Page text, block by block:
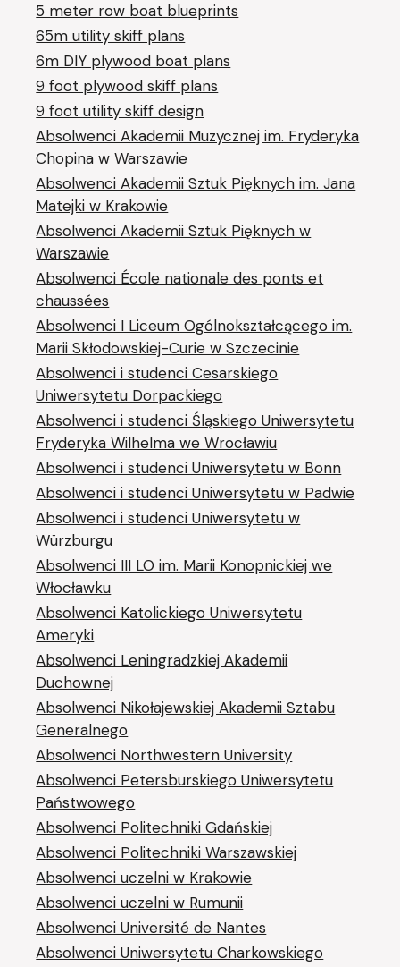
5 meter row boat blueprints
65m utility skiff plans
6m DIY plywood boat plans
9 foot plywood skiff plans
9 foot utility skiff design
Absolwenci Akademii Muzycznej im. Fryderyka
Chopina w Warszawie
Absolwenci Akademii Sztuk Pięknych im. Jana
Matejki w Krakowie
Absolwenci Akademii Sztuk Pięknych w
Warszawie
Absolwenci École nationale des ponts et
chaussées
Absolwenci I Liceum Ogólnokształcącego im.
Marii Skłodowskiej-Curie w Szczecinie
Absolwenci i studenci Cesarskiego
Uniwersytetu Dorpackiego
Absolwenci i studenci Śląskiego Uniwersytetu
Fryderyka Wilhelma we Wrocławiu
Absolwenci i studenci Uniwersytetu w Bonn
Absolwenci i studenci Uniwersytetu w Padwie
Absolwenci i studenci Uniwersytetu w
Würzburgu
Absolwenci III LO im. Marii Konopnickiej we
Włocławku
Absolwenci Katolickiego Uniwersytetu
Ameryki
Absolwenci Leningradzkiej Akademii
Duchownej
Absolwenci Nikołajewskiej Akademii Sztabu
Generalnego
Absolwenci Northwestern University
Absolwenci Petersburskiego Uniwersytetu
Państwowego
Absolwenci Politechniki Gdańskiej
Absolwenci Politechniki Warszawskiej
Absolwenci uczelni w Krakowie
Absolwenci uczelni w Rumunii
Absolwenci Université de Nantes
Absolwenci Uniwersytetu Charkowskiego